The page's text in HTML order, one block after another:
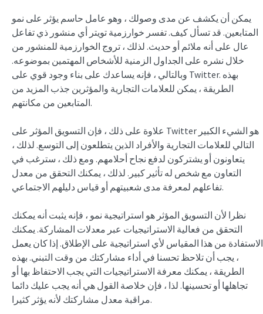
يمكن أن يكشف عن مدى وصولك ، وهو عامل حاسم يؤثر على نمو
المتابعين. قد تسأل كيف. تفسر خوارزمية تويتر أي منشور ذي تفاعل
عال على أنه ملائم أو حديث. لذلك ، تروج الخوارزمية للمنشور من
خلال نشره على الجداول الزمنية للأشخاص المهتمين بموضوعه.
وبالتالي ، فإنه يساعدك على بناء وجود قوي على Twitter. بهذه
الطريقة ، يمكن للعلامات التجارية والمؤثرين جذب المزيد من
المتابعين من مكانتهم.
علاوة على ذلك ، فإن التسويق المؤثر على Twitter هو الشيء الكبير
التالي للعلامات التجارية والأفراد الذين يتطلعون إلى التوسع. لذلك ،
يتعاونون أو يشتركون لدفع نجاح أحلامهم. ومع ذلك ، سترغب في
التعاون مع شخص له تأثير كبير. لذلك ، يمكنك التحقق من معدل
تفاعلهم لمعرفة مدى شعبيتهم أو قياس دليلهم الاجتماعي.
نظرا لأن التسويق المؤثر هو استراتيجية نمو ، فإنه يثبت أنه يمكنك
التحقق من فعالية الاستراتيجيات عبر معدلات المشاركة. يمكنك
الاستفادة من هذا المقياس لأي استراتيجية على الإطلاق. إذا كان يعمل
، يجب أن تلاحظ تحسنا في أداء مشاركتك من وقت التبني. بهذه
الطريقة ، يمكنك معرفة الاستراتيجيات التي يجب الاحتفاظ بها أو
تجاهلها أو تحسينها. لذا ، فإن خلاصة القول هي أنه يجب عليك دائما
مراقبة معدل مشاركتك لأنه يؤثر كثيرا.